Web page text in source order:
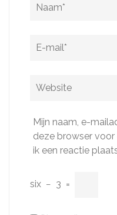
E-
Website
Mijn naam, e-
deze browser
ik een reactie
six − 3 =